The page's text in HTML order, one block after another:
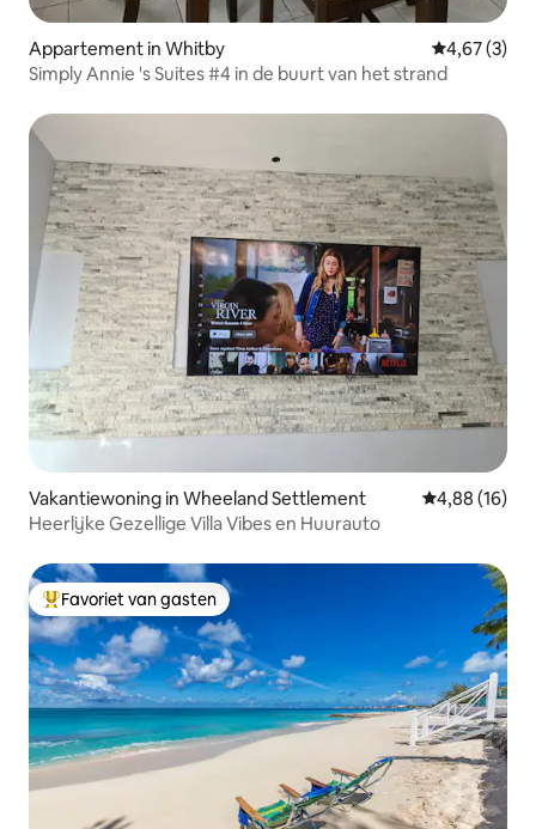
Appartement in Whitby
4,67 (3)
Simply Annie 's Suites #4 in de buurt van het strand
Vakantiewoning in Wheeland Settlement Gemiddelde
4,88 (16)
Heerlijke Gezellige Villa Vibes en Huurauto
Topfavoriet van gasten
Favoriet van gasten